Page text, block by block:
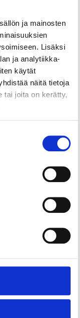
ja mainosten
Lisäksi
ja analytiikka-
käytät
näitä tietoja
tai joita on kerätty,
on silloin
joista
mittainen
ja
tahansa
tai vaihtaa
jäseniäsi
päivänä tukevan
tuivertaa – ja